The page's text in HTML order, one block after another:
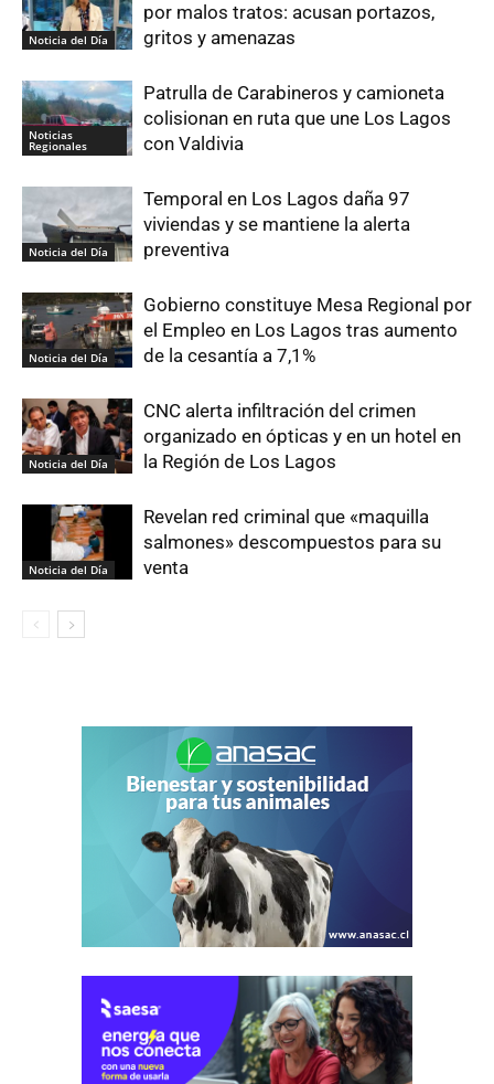
Noticia del Día
por malos tratos: acusan portazos,
gritos y amenazas
Noticias
Regionales
Patrulla de Carabineros y camioneta
colisionan en ruta que une Los Lagos
con Valdivia
Noticia del Día
Temporal en Los Lagos daña 97
viviendas y se mantiene la alerta
preventiva
Noticia del Día
Gobierno constituye Mesa Regional por
el Empleo en Los Lagos tras aumento
de la cesantía a 7,1%
Noticia del Día
CNC alerta infiltración del crimen
organizado en ópticas y en un hotel en
la Región de Los Lagos
Noticia del Día
Revelan red criminal que «maquilla
salmones» descompuestos para su
venta